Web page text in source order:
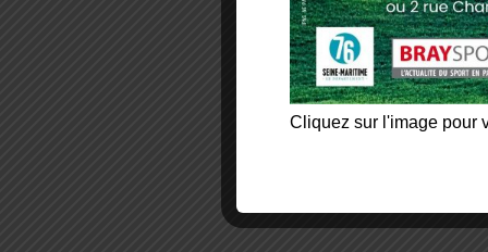
Cliquez sur l'image pour